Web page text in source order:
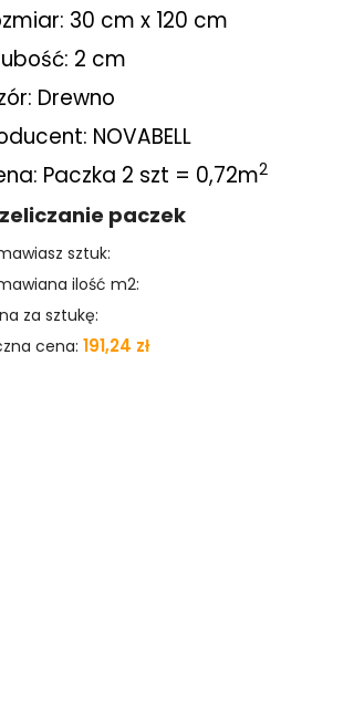
30 cm x 120 cm
2 cm
Drewno
NOVABELL
Paczka 2 szt = 0,72m2
paczek
sztuk:
ilość m2:
za sztukę:
cena: 191,24 zł